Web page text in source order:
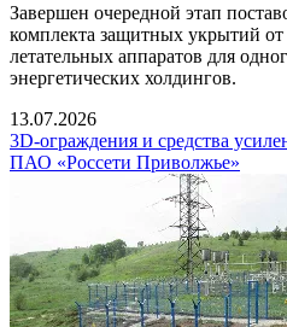
Завершен очередной этап
комплекта защитных укрытий
летательных аппаратов для
энергетических холдингов.
13.07.2026
3D-ограждения и средства
ПАО «Россети Приволжье»